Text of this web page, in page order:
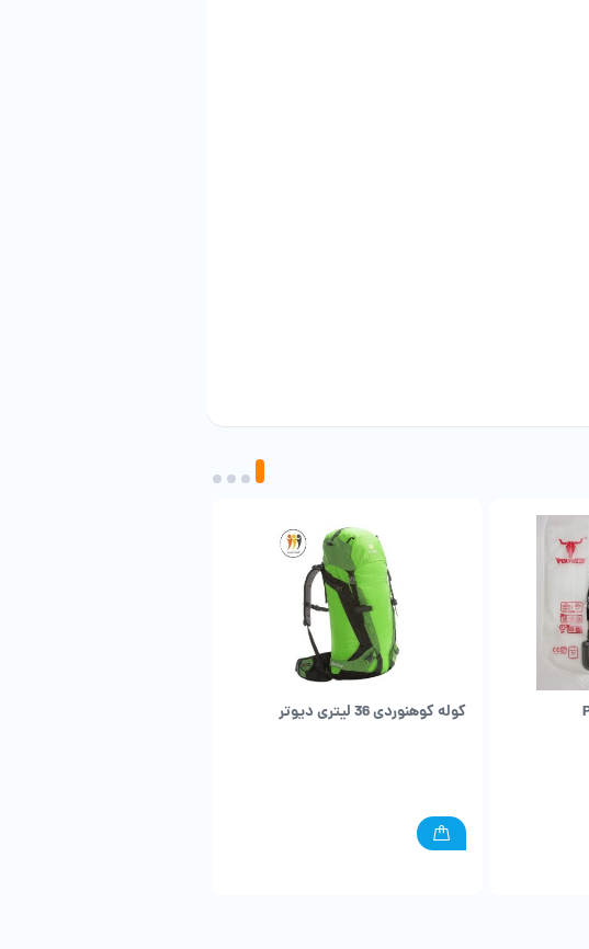
کوله کوهنوردی 36 لیتری دیوتر